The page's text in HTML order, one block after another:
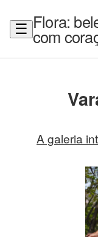
☰ Flora:
com
A galeria